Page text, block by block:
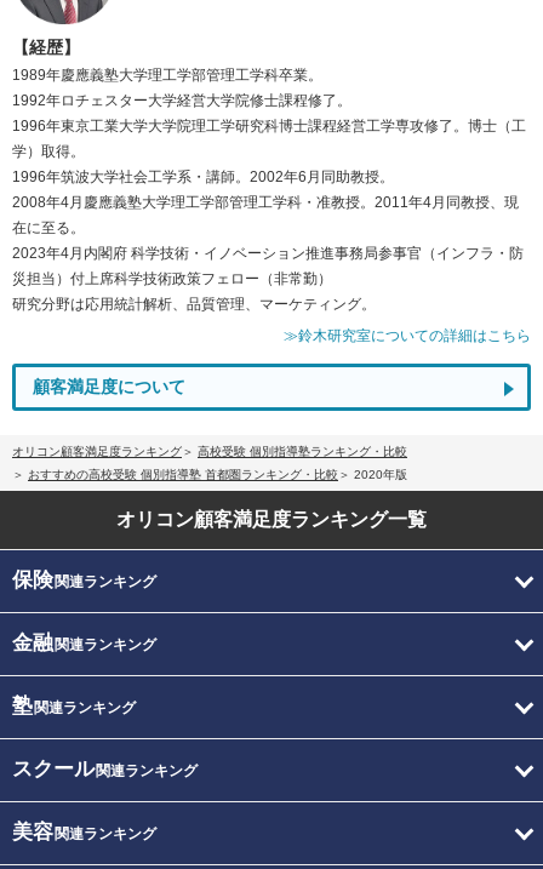
【経歴】
1989年慶應義塾大学理工学部管理工学科卒業。
1992年ロチェスター大学経営大学院修士課程修了。
1996年東京工業大学大学院理工学研究科博士課程経営工学専攻修了。博士（工
学）取得。
1996年筑波大学社会工学系・講師。2002年6月同助教授。
2008年4月慶應義塾大学理工学部管理工学科・准教授。2011年4月同教授、現
在に至る。
2023年4月内閣府 科学技術・イノベーション推進事務局参事官（インフラ・防
災担当）付上席科学技術政策フェロー（非常勤）
研究分野は応用統計解析、品質管理、マーケティング。
≫鈴木研究室についての詳細はこちら
顧客満足度について
オリコン顧客満足度ランキング
高校受験 個別指導塾ランキング・比較
おすすめの高校受験 個別指導塾 首都圏ランキング・比較
2020年版
オリコン顧客満足度ランキング一覧
保険関連ランキング
金融関連ランキング
塾関連ランキング
スクール関連ランキング
美容関連ランキング